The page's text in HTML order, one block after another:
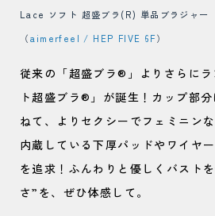
Lace ソフト 超盛ブラ(R) 単品ブラジャ
（aimerfeel / HEP FIVE 6F）
従来の「超盛ブラ®」よりさらに
ト超盛ブラ®」が誕生！カップ部
ねて、よりセクシーでフェミニン
内蔵している下厚パッドやワイヤ
を追求！ふんわりと優しくバスト
さ”を、ぜひ体感して。